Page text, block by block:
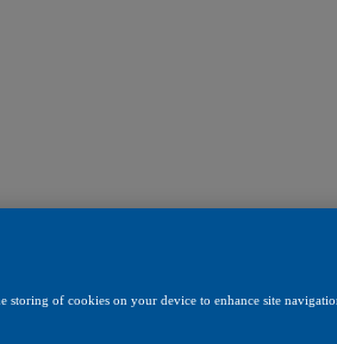
storing of cookies on your device to enhance site